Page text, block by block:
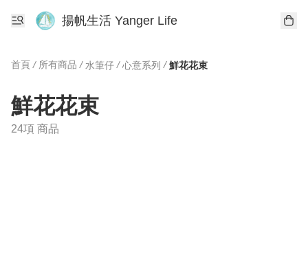
揚帆生活 Yanger Life
首頁 / 所有商品 / 水筆仔 / 心意系列 / 鮮花花束
鮮花花束
24項 商品